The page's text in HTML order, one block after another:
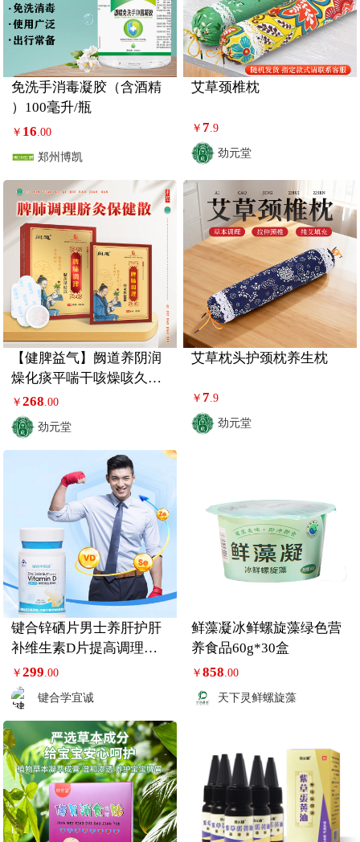
免洗手消毒凝胶（含酒精
）100毫升/瓶
￥ 16 .00
郑州博凯
艾草颈椎枕
￥ 7 .9
劲元堂
【健脾益气】阙道养阴润
燥化痰平喘干咳燥咳久咳
脾肺调理保健散1盒
￥268.00
劲元堂
艾草枕头护颈枕养生枕
￥ 7.9
劲元堂
键合锌硒片男士养肝护肝
补维生素D片提高调理精
子备孕成人小锌肝
￥299 .00
键合学宜诚
鲜藻凝冰鲜螺旋藻绿色营
养食品60g*30盒
￥858 .00
天下灵鲜螺旋藻